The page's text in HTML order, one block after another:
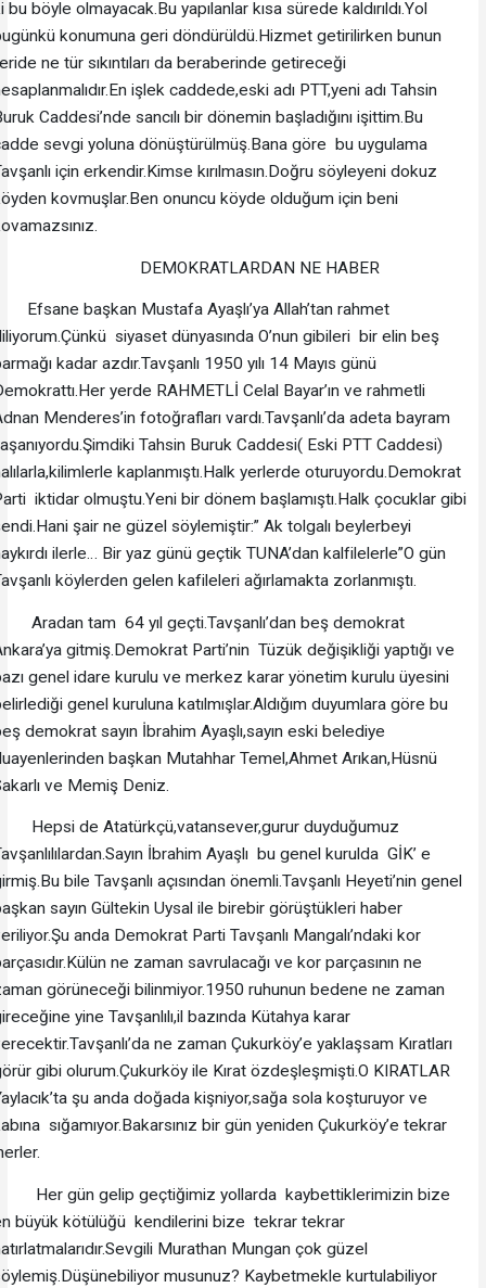
bu böyle olmayacak.Bu yapılanlar kısa sürede kaldırıldı.Yol
konumuna geri döndürüldü.Hizmet getirilirken bunun
ne tür sıkıntıları da beraberinde getireceği
işlek caddede,eski adı PTT,yeni adı Tahsin
Caddesi’nde sancılı bir dönemin başladığını işittim.Bu
sevgi yoluna dönüştürülmüş.Bana göre bu uygulama
için erkendir.Kimse kırılmasın.Doğru söyleyeni dokuz
kovmuşlar.Ben onuncu köyde olduğum için beni
NE HABER
başkan Mustafa Ayaşlı’ya Allah’tan rahmet
siyaset dünyasında O’nun gibileri bir elin beş
kadar azdır.Tavşanlı 1950 yılı 14 Mayıs günü
yerde RAHMETLİ Celal Bayar’ın ve rahmetli
Menderes’in fotoğrafları vardı.Tavşanlı’da adeta bayram
Tahsin Buruk Caddesi( Eski PTT Caddesi)
kaplanmıştı.Halk yerlerde oturuyordu.Demokrat
iktidar olmuştu.Yeni bir dönem başlamıştı.Halk çocuklar gibi
şair ne güzel söylemiştir:” Ak tolgalı beylerbeyi
ilerle… Bir yaz günü geçtik TUNA’dan kalfilelerle”O gün
köylerden gelen kafileleri ağırlamakta zorlanmıştı.
tam 64 yıl geçti.Tavşanlı’dan beş demokrat
gitmiş.Demokrat Parti’nin Tüzük değişikliği yaptığı ve
genel idare kurulu ve merkez karar yönetim kurulu üyesini
genel kuruluna katılmışlar.Aldığım duyumlara göre bu
demokrat sayın İbrahim Ayaşlı,sayın eski belediye
başkan Mutahhar Temel,Ahmet Arıkan,Hüsnü
ve Memiş Deniz.
de Atatürkçü,vatansever,gurur duyduğumuz
İbrahim Ayaşlı bu genel kurulda GİK’ e
bile Tavşanlı açısından önemli.Tavşanlı Heyeti’nin genel
sayın Gültekin Uysal ile birebir görüştükleri haber
anda Demokrat Parti Tavşanlı Mangalı’ndaki kor
ne zaman savrulacağı ve kor parçasının ne
görüneceği bilinmiyor.1950 ruhunun bedene ne zaman
yine Tavşanlılı,il bazında Kütahya karar
ne zaman Çukurköy’e yaklaşsam Kıratları
gibi olurum.Çukurköy ile Kırat özdeşleşmişti.O KIRATLAR
şu anda doğada kişniyor,sağa sola koşturuyor ve
sığamıyor.Bakarsınız bir gün yeniden Çukurköy’e tekrar
gün gelip geçtiğimiz yollarda kaybettiklerimizin bize
büyük kötülüğü kendilerini bize tekrar tekrar
Murathan Mungan çok güzel
musunuz? Kaybetmekle kurtulabiliyor